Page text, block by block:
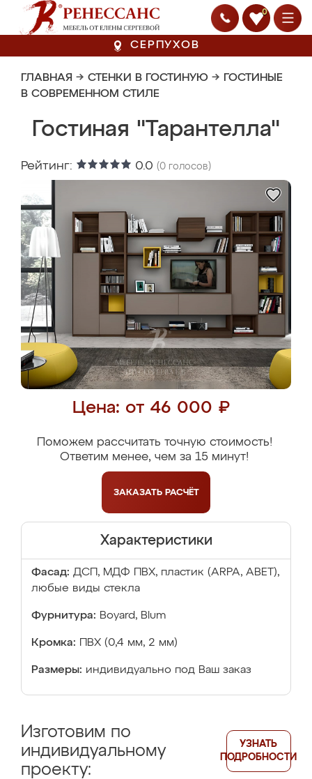
0
СЕРПУХОВ
ГЛАВНАЯ → СТЕНКИ В ГОСТИНУЮ → ГОСТИНЫЕ
В СОВРЕМЕННОМ СТИЛЕ
Гостиная "Тарантелла"
Рейтинг: 0.0 (0 голосов)
Цена: от 46 000 ₽
Поможем рассчитать точную стоимость!
Ответим менее, чем за 15 минут!
ЗАКАЗАТЬ РАСЧЁТ
Характеристики
Фасад: ДСП, МДФ ПВХ, пластик (ARPA, ABET),
любые виды стекла
Фурнитура: Boyard, Blum
Кромка: ПВХ (0,4 мм, 2 мм)
Размеры: индивидуально под Ваш заказ
Изготовим по
индивидуальному
проекту:
УЗНАТЬ
ПОДРОБНОСТИ